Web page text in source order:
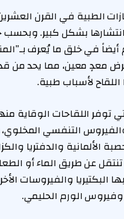
الطبية في القرن
بشكل كبير. وبحسب
في خلق ما يُعرف
معدٍ معين، مما يحد من
اللقاح لأسباب طبية.
توفر اللقاحات الوقاية
التنفسي المخلوي،
الألمانية والدفتريا
عن طريق الماء أو
البكتيريا والفيروسات
وفيروس الورم الحليمي.